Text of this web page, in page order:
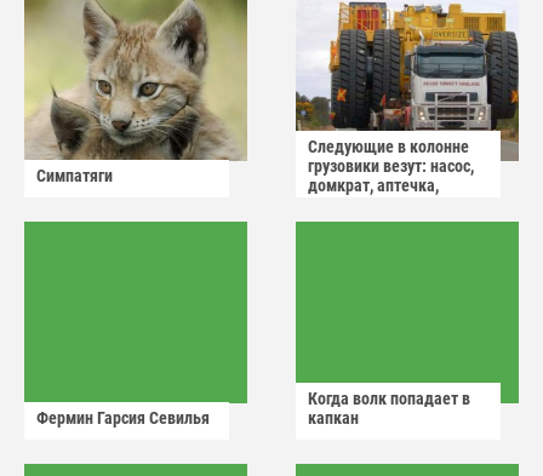
Симпатяги
Следующие в колонне
грузовики везут: насос,
домкрат, аптечка,
Фермин Гарсия Севилья
Когда волк попадает в
капкан